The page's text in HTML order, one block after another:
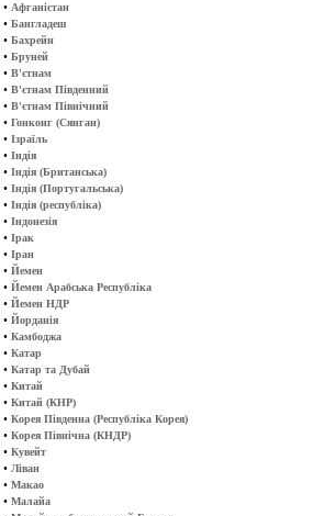
• Афганістан
• Бангладеш
• Бахрейн
• Бруней
• В'єтнам
• В'єтнам Південний
• В'єтнам Північний
• Гонконг (Сянган)
• Ізраїль
• Індія
• Індія (Британська)
• Індія (Португальська)
• Індія (республіка)
• Індонезія
• Ірак
• Іран
• Йемен
• Йемен Арабська Республіка
• Йемен НДР
• Йорданія
• Камбоджа
• Катар
• Катар та Дубай
• Китай
• Китай (КНР)
• Корея Південна (Республіка Корея)
• Корея Північна (КНДР)
• Кувейт
• Ліван
• Макао
• Малайа